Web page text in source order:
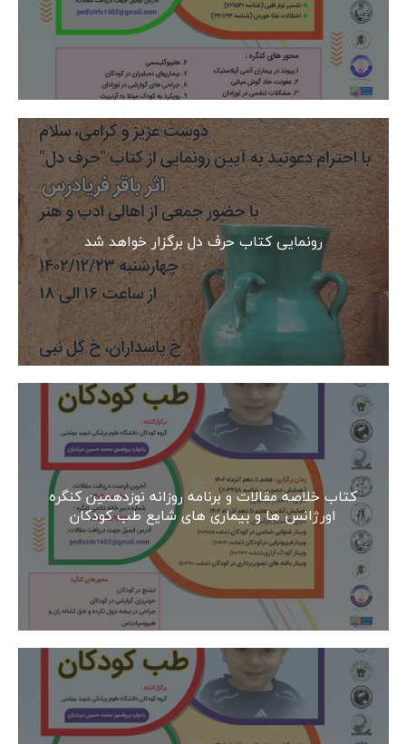
رونمایی کتاب حرف دل برگزار خواهد شد
کتاب خلاصه مقالات و برنامه روزانه نوزدهمین کنگره
اورژانس ها و بیماری های شایع طب کودکان